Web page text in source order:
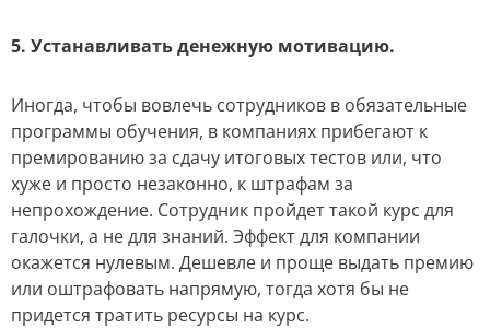
5. Устанавливать денежную мотивацию.
Иногда, чтобы вовлечь сотрудников в обязательные
программы обучения, в компаниях прибегают к
премированию за сдачу итоговых тестов или, что
хуже и просто незаконно, к штрафам за
непрохождение. Сотрудник пройдет такой курс для
галочки, а не для знаний. Эффект для компании
окажется нулевым. Дешевле и проще выдать премию
или оштрафовать напрямую, тогда хотя бы не
придется тратить ресурсы на курс.